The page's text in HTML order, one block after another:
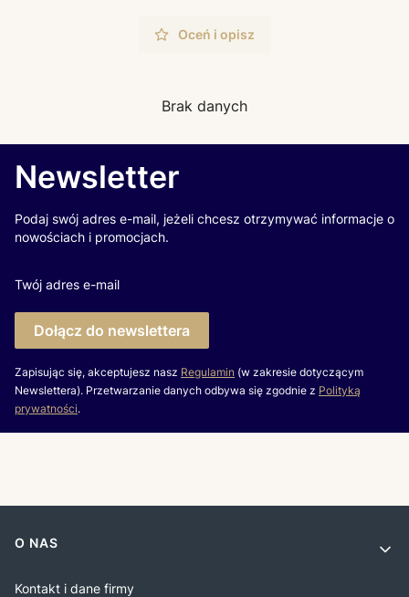
Oceń i opisz
Brak danych
Newsletter
Podaj swój adres e-mail, jeżeli chcesz otrzymywać informacje o
nowościach i promocjach.
Twój adres e-mail
Dołącz do newslettera
Zapisując się, akceptujesz nasz Regulamin (w zakresie dotyczącym
Newslettera). Przetwarzanie danych odbywa się zgodnie z Polityką
prywatności.
Linki w stopce
O NAS
Kontakt i dane firmy